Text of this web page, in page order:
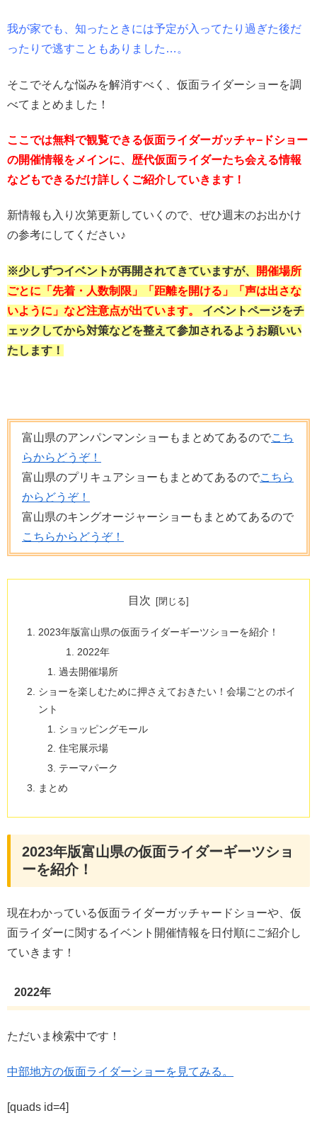
我が家でも、知ったときには予定が入ってたり過ぎた後だ
ったりで逃すこともありました…。
そこでそんな悩みを解消すべく、仮面ライダーショーを調
べてまとめました！
ここでは無料で観覧できる仮面ライダーガッチャ−ドショー
の開催情報をメインに、歴代仮面ライダーたち会える情報
などもできるだけ詳しくご紹介していきます！
新情報も入り次第更新していくので、ぜひ週末のお出かけ
の参考にしてください♪
※少しずつイベントが再開されてきていますが、
開催場所
ごとに「先着・人数制限」「距離を開ける」「声は出さな
いように」など注意点が出ています。 イベントページをチ
ェックしてから対策などを整えて参加されるようお願いい
たします！
富山県のアンパンマンショーもまとめてあるのでこち
らからどうぞ！
富山県のプリキュアショーもまとめてあるのでこちら
からどうぞ！
富山県のキングオージャーショーもまとめてあるので
こちらからどうぞ！
目次
2023年版富山県の仮面ライダーギーツショーを紹介！
2022年
過去開催場所
ショーを楽しむために押さえておきたい！会場ごとのポイ
ント
ショッピングモール
住宅展示場
テーマパーク
まとめ
2023年版富山県の仮面ライダーギーツショ
ーを紹介！
現在わかっている仮面ライダーガッチャードショーや、仮
面ライダーに関するイベント開催情報を日付順にご紹介し
ていきます！
2022年
ただいま検索中です！
中部地方の仮面ライダーショーを見てみる。
[quads id=4]